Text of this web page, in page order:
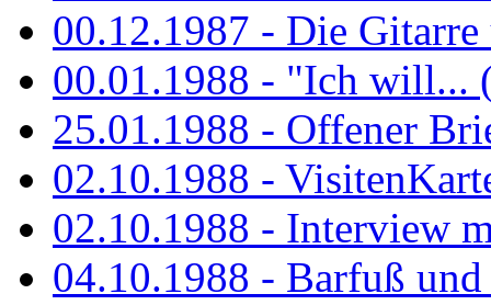
00.12.1987 - Die Gitarre
00.01.1988 - "Ich will...
25.01.1988 - Offener
02.10.1988 -
02.10.1988 - Interview
04.10.1988 - Barfuß und